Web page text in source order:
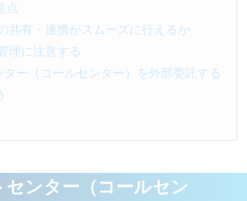
点
共有・連携がスムーズに行えるか
理に注意する
ター（コールセンター）を外部委託する
センター（コールセン